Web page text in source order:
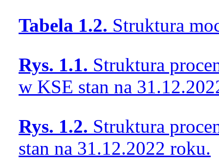
Tabela 1.2. Struktura
Rys. 1.1. Struktura
w KSE stan na
Rys. 1.2. Struktura
stan na 31.12.2022 roku.